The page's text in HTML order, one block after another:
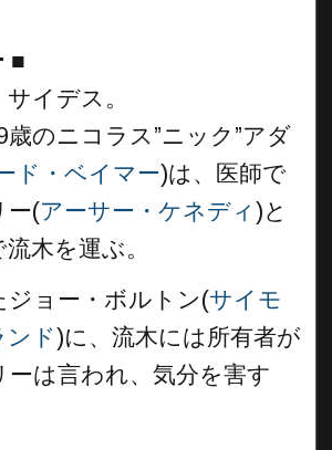
■
イデス。
のニコラス”ニック”アダ
ド・ベイマー)は、医師で
ー(アーサー・ケネディ )と
木を運ぶ。
ジョー・ボルトン(サイモ
ンド)に、流木には所有者が
は言われ、気分を害す